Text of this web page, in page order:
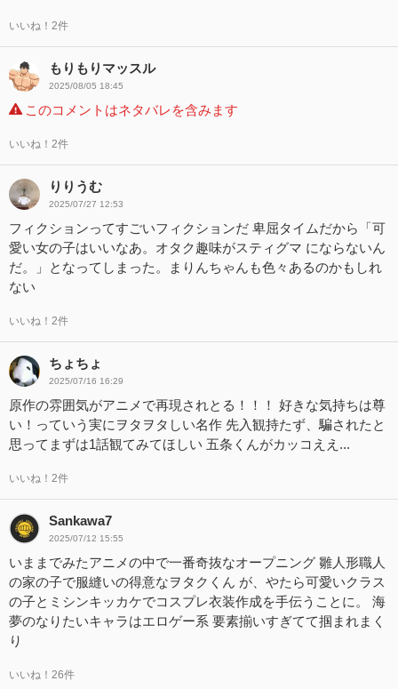
いいね！2件
もりもりマッスル
2025/08/05 18:45
このコメントはネタバレを含みます
いいね！2件
りりうむ
2025/07/27 12:53
フィクションってすごいフィクションだ 卑屈タイムだから「可
愛い女の子はいいなあ。オタク趣味がスティグマ にならないん
だ。」となってしまった。まりんちゃんも色々あるのかもしれ
ない
いいね！2件
ちょちょ
2025/07/16 16:29
原作の雰囲気がアニメで再現されとる！！！ 好きな気持ちは尊
い！っていう実にヲタヲタしい名作 先入観持たず、騙されたと
思ってまずは1話観てみてほしい 五条くんがカッコええ...
いいね！2件
Sankawa7
2025/07/12 15:55
いままでみたアニメの中で一番奇抜なオープニング 雛人形職人
の家の子で服縫いの得意なヲタクくん が、やたら可愛いクラス
の子とミシンキッカケでコスプレ衣装作成を手伝うことに。 海
夢のなりたいキャラはエロゲー系 要素揃いすぎてて掴まれまく
り
いいね！26件